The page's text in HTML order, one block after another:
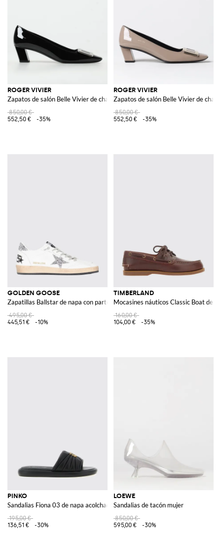
ROGER VIVIER
Zapatos de salón Belle Vivier de charol
850,00 €
552,50 €
-35%
ROGER VIVIER
Zapatos de salón Belle Vivier de
850,00 €
552,50 €
-35%
GOLDEN GOOSE
Zapatillas Ballstar de napa con parte superior y estrella de purpurina
495,00 €
445,51 €
-10%
TIMBERLAND
Mocasines náuticos Classic Boat de
160,00 €
104,00 €
-35%
PINKO
Sandalias Fiona 03 de napa acolchada
195,00 €
136,51 €
-30%
LOEWE
Sandalias de tacón mujer
850,00 €
595,00 €
-30%